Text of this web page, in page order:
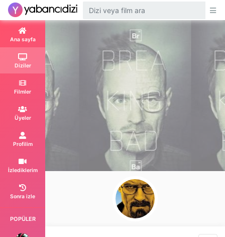
Ana sayfa
Diziler
Filmler
Üyeler
Profilim
İzlediklerim
Sonra izle
POPÜLER